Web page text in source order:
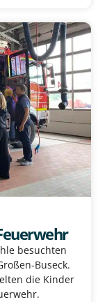
besuchten
Buseck.
die Kinder